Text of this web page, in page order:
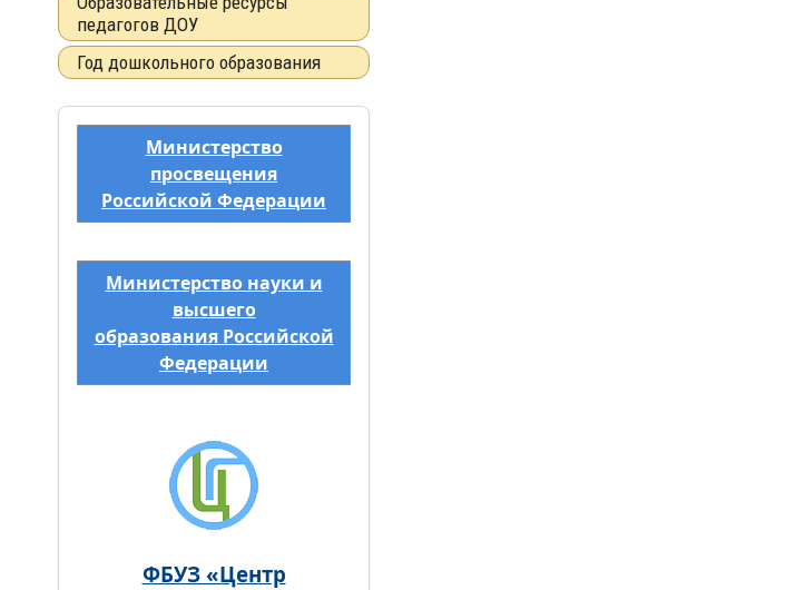
педагогов ДОУ
Год дошкольного образования
Министерство
просвещения
Российской Федерации
Министерство науки и
высшего
образования Российской
Федерации
ФБУЗ «Центр